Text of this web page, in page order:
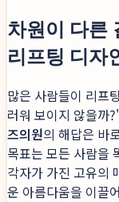
차원이 다른
리프팅 디자
많은 사람들이 리프
러워 보이지 않을까
즈의원의 해답은 바
목표는 모든 사람을
각자가 가진 고유의
운 아름다움을 이끌